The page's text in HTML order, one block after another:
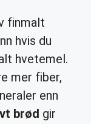
finmalt
hvis du
hvetemel.
mer fiber,
enn
brød gir